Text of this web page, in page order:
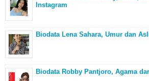
Instagram
Biodata Lena Sahara, Umur dan
Biodata Robby Pantjoro, Agama